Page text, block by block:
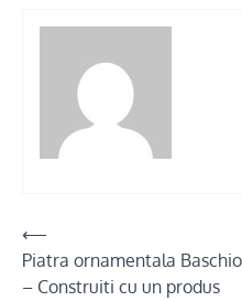
Post
navigation
⟵
Piatra ornamentala
– Construiti cu un produs